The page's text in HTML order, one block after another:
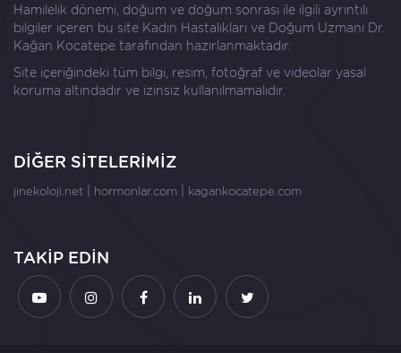
Hamilelik dönemi, doğum ve doğum sonrası ile ilgili ayrıntılı
bilgiler içeren bu site Kadın Hastalıkları ve Doğum Uzmanı Dr.
Kağan Kocatepe tarafından hazırlanmaktadır.
Site içeriğindeki tüm bilgi, resim, fotoğraf ve videolar yasal
koruma altındadır ve izinsiz kullanılmamalıdır.
DİĞER SİTELERİMİZ
jinekoloji.net hormonlar.com kagankocatepe.com
TAKİP EDİN